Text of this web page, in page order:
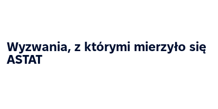
Wyzwania, z którymi mierzyło się
ASTAT